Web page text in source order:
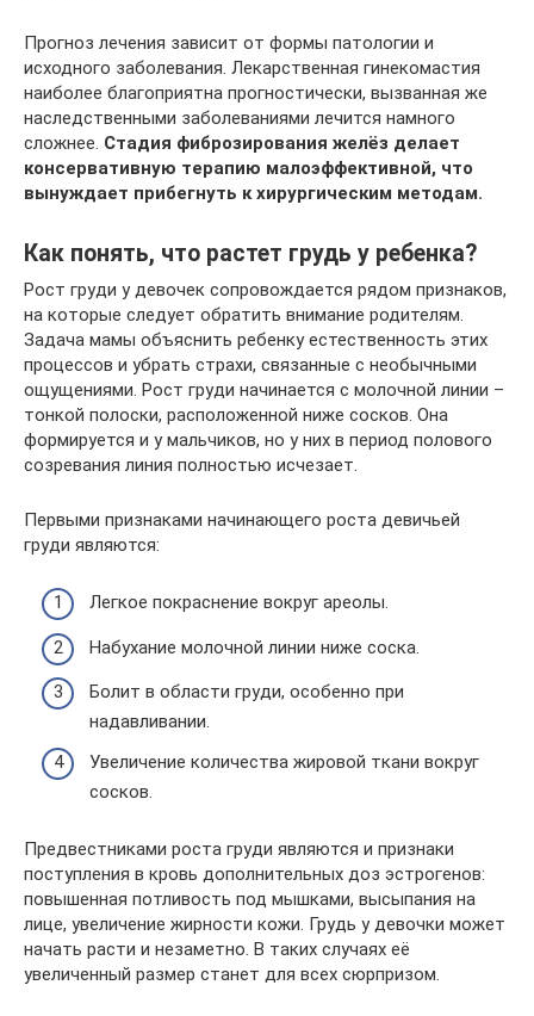
Прогноз лечения зависит от формы патологии и
исходного заболевания. Лекарственная гинекомастия
наиболее благоприятна прогностически, вызванная же
наследственными заболеваниями лечится намного
сложнее. Стадия фиброзирования желёз делает
консервативную терапию малоэффективной, что
вынуждает прибегнуть к хирургическим методам.
Как понять, что растет грудь у ребенка?
Рост груди у девочек сопровождается рядом признаков,
на которые следует обратить внимание родителям.
Задача мамы объяснить ребенку естественность этих
процессов и убрать страхи, связанные с необычными
ощущениями. Рост груди начинается с молочной линии –
тонкой полоски, расположенной ниже сосков. Она
формируется и у мальчиков, но у них в период полового
созревания линия полностью исчезает.
Первыми признаками начинающего роста девичьей
груди являются:
Легкое покраснение вокруг ареолы.
Набухание молочной линии ниже соска.
Болит в области груди, особенно при
надавливании.
Увеличение количества жировой ткани вокруг
сосков.
Предвестниками роста груди являются и признаки
поступления в кровь дополнительных доз эстрогенов:
повышенная потливость под мышками, высыпания на
лице, увеличение жирности кожи. Грудь у девочки может
начать расти и незаметно. В таких случаях её
увеличенный размер станет для всех сюрпризом.